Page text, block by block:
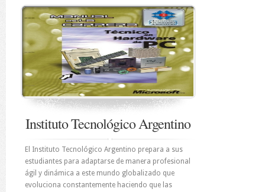
Instituto Tecnológico Argentino
El Instituto Tecnológico Argentino prepara a sus
estudiantes para adaptarse de manera profesional
ágil y dinámica a este mundo globalizado que
evoluciona constantemente haciendo que las